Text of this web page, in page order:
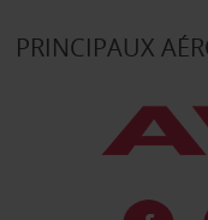
PRINCIPAUX